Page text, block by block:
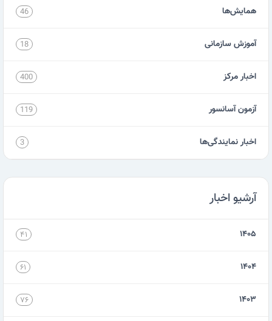
همایش‌ها 46
آموزش سازمانی 18
اخبار مرکز 400
آزمون آسانسور 119
اخبار نمایندگی‌ها 3
آرشیو اخبار
۱۴۰۵ ۴۱
۱۴۰۴ ۶۱
۱۴۰۳ ۷۶